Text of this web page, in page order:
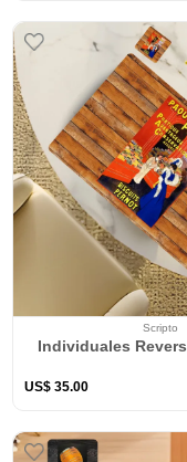
Scripto
Individuales
US$ 35.00